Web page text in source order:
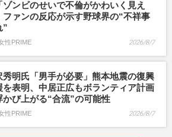
ゾンビのせいで不倫がかわいく見え
ファンの反応が示す野球界の“不祥事
”
性PRIME 2026/8/7
秀明氏「男手が必要」熊本地震の復興
を表明、中居正広もボランティア計画
かび上がる“合流”の可能性
性PRIME 2026/8/7